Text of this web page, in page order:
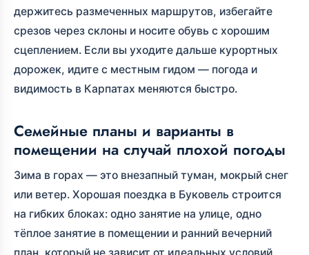
держитесь размеченных маршрутов, избегайте
срезов через склоны и носите обувь с хорошим
сцеплением. Если вы уходите дальше курортных
дорожек, идите с местным гидом — погода и
видимость в Карпатах меняются быстро.
Семейные планы и варианты в
помещении на случай плохой погоды
Зима в горах — это внезапный туман, мокрый снег
или ветер. Хорошая поездка в Буковель строится
на гибких блоках: одно занятие на улице, одно
тёплое занятие в помещении и ранний вечерний